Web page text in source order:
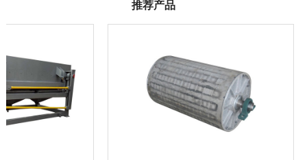
推荐产品